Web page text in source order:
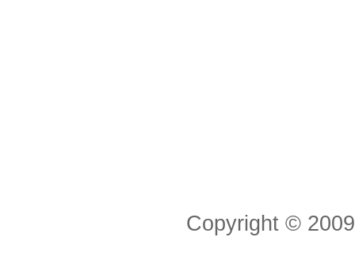
Copyright ©